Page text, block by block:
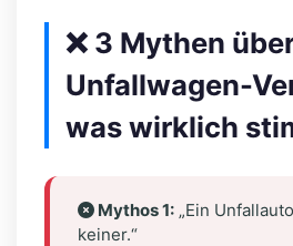
❌ 3 Mythen
Unfallwagen-
was wirklich
Mythos 1: „Ein
keiner.“